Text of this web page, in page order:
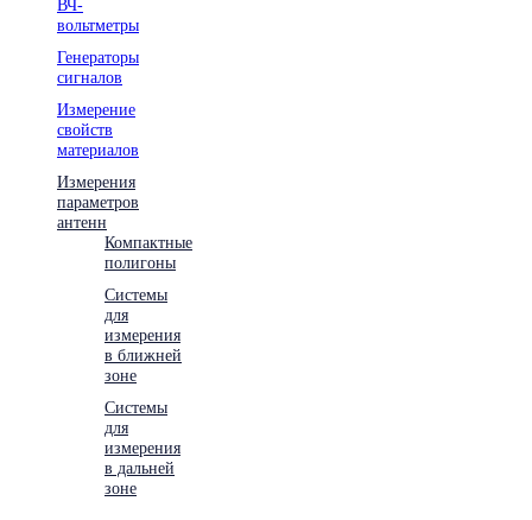
ВЧ-
вольтметры
Генераторы
сигналов
Измерение
свойств
материалов
Измерения
параметров
антенн
Компактные
полигоны
Системы
для
измерения
в ближней
зоне
Системы
для
измерения
в дальней
зоне